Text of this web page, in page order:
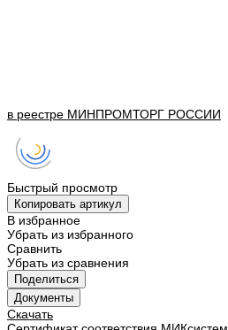
в реестре МИНПРОМТОРГ РОССИИ
Быстрый просмотр
Копировать артикул
В избранное
Убрать из избранного
Сравнить
Убрать из сравнения
Поделиться
Документы
Скачать